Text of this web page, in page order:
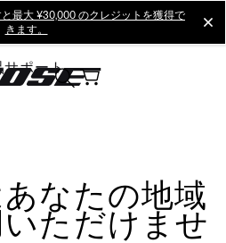
と最大 ¥30,000 のクレジットを獲得で
きます。
サポート
なたの地域
ただけませ